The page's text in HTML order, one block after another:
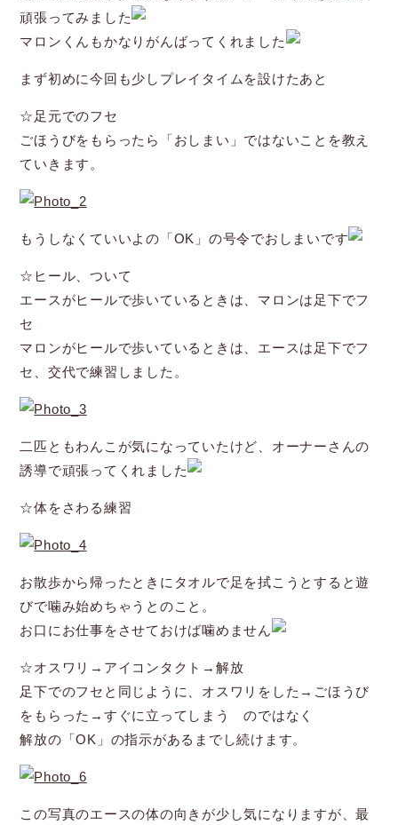
頑張ってみました
マロンくんもかなりがんばってくれました
まず初めに今回も少しプレイタイムを設けたあと
☆足元でのフセ
ごほうびをもらったら「おしまい」ではないことを教え
ていきます。
もうしなくていいよの「OK」の号令でおしまいです
☆ヒール、ついて
エースがヒールで歩いているときは、マロンは足下でフ
セ
マロンがヒールで歩いているときは、エースは足下でフ
セ、交代で練習しました。
二匹ともわんこが気になっていたけど、オーナーさんの
誘導で頑張ってくれました
☆体をさわる練習
お散歩から帰ったときにタオルで足を拭こうとすると遊
びで噛み始めちゃうとのこと。
お口にお仕事をさせておけば噛めません
☆オスワリ→アイコンタクト→解放
足下でのフセと同じように、オスワリをした→ごほうび
をもらった→すぐに立ってしまう のではなく
解放の「OK」の指示があるまでし続けます。
この写真のエースの体の向きが少し気になりますが、最